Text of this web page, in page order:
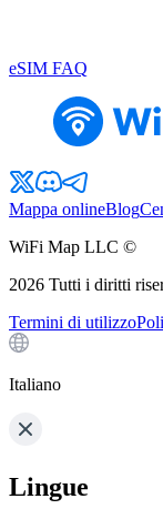
eSIM FAQ
Mappa onlineBlog
WiFi Map LLC ©
2026 Tutti i diritti
Termini di utilizzo
Italiano
Lingue